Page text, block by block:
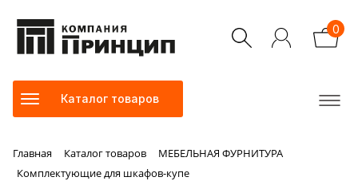
0
Каталог товаров
Главная Каталог товаров
МЕБЕЛЬНАЯ ФУРНИТУРА
Комплектующие для шкафов-купе